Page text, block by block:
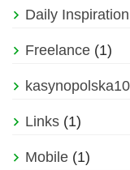
Daily Inspiration
Freelance (1)
kasynopolska10
Links (1)
Mobile (1)